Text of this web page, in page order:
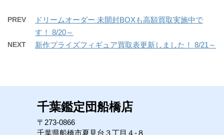
PREV
ドリームオーダー 未開封BOXも高額買取実施中で
す！ 8/20～
NEXT 新作プライズフィギュア買取表更新しました！ 8/21～
千葉鑑定団船橋店
〒273-0866
千葉県船橋市夏見台３丁目４-８